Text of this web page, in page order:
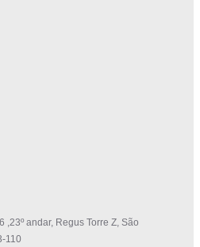
,23º andar, Regus Torre Z, São
110